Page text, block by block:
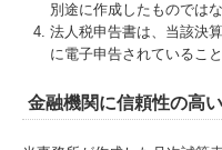
別途に作成したものでは
法人税申告書は、当該決
に電子申告されていること
金融機関に信頼性の高